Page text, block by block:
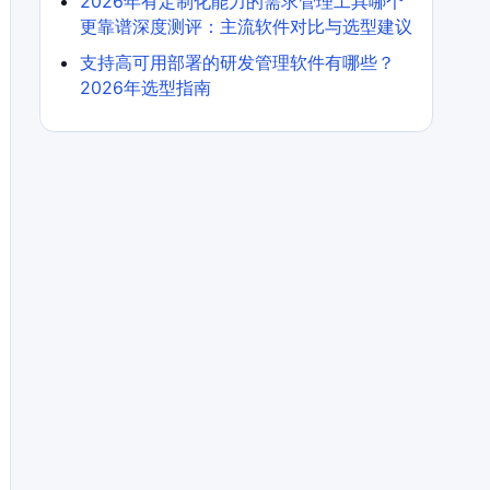
更靠谱深度测评：主流软件对比与选型建议
支持高可用部署的研发管理软件有哪些？
2026年选型指南